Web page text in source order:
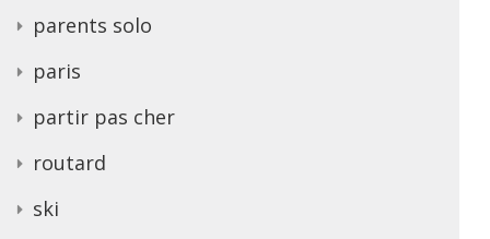
parents solo
paris
partir pas cher
routard
ski